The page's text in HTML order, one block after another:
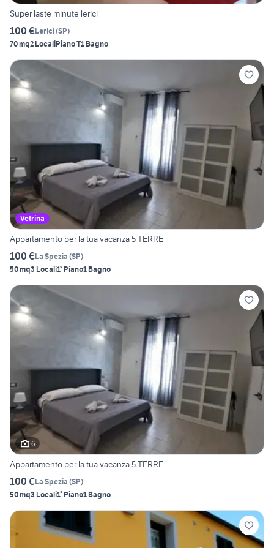
Super laste minute lerici
100 €Lerici(SP)
70 mq2 LocaliPiano T1 Bagno
Vetrina
Appartamento per la tua vacanza 5 TERRE
100 €La Spezia (SP)
50 mq3 Locali1° Piano1 Bagno
6
Appartamento per la tua vacanza 5 TERRE
100 €La Spezia (SP)
50 mq3 Locali1° Piano1 Bagno